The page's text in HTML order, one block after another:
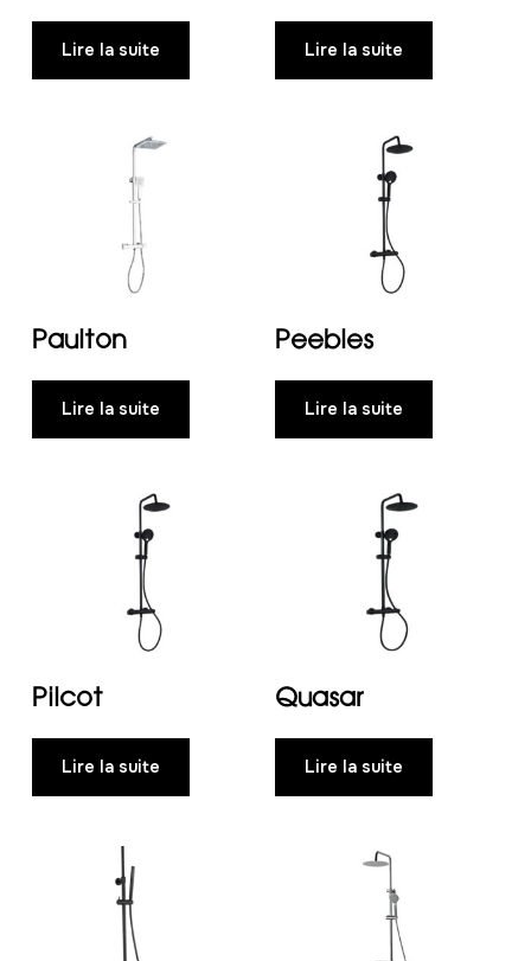
Lire la suite Lire la suite
Paulton
Lire la suite
Peebles
Lire la suite
Pilcot
Lire la suite
Quasar
Lire la suite